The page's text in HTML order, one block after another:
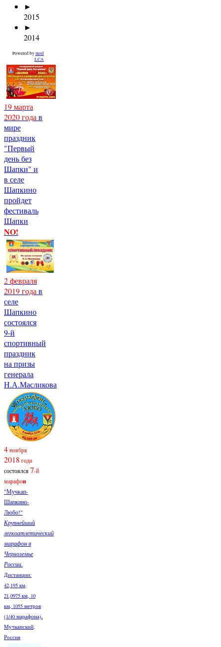
►
2015
►
2014
Powered by mod
LCA
19 марта
2020 года в
мире
праздник
"Первый
день без
Шапки" и
в селе
Шапкино
пройдет
фестиваль
Шапки
NO!
2 февраля
2019 года в
селе
Шапкино
состоялся
9-й
спортивный
праздник
на призы
генерала
Н.А.Масликова
4ноября
2018 года
состоялся7-й
марафон
"Мучкап-
Шапкино-
Любо!"
Крупнейший
легкоатлетический
марафон в
Черноземье
России.
Дистанции:
42,195 км,
21,0975 км, 10
км, 1055 метров
(1/40 марафона).
Мучкапский,
Россия